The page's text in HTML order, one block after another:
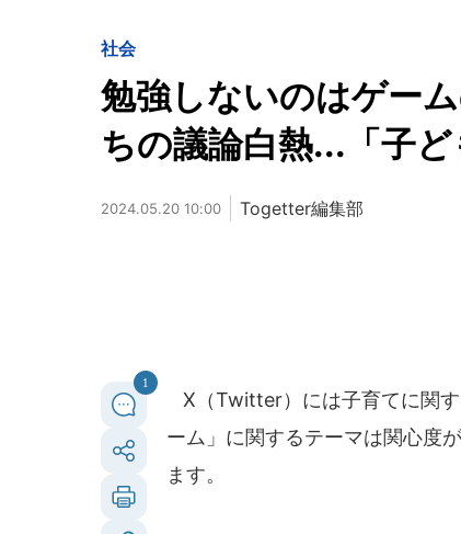
社会
勉強しないのはゲー
ちの議論白熱...「子
2024.05.20 10:00 Togetter編集部
1
X（Twitter）には子育てに関
ーム」に関するテーマは関心度
ます。